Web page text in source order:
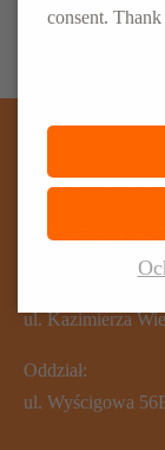
JESTEŚMY
ELSEN
ul. Kazimierza
Oddział:
ul. Wyścigowa
consent.